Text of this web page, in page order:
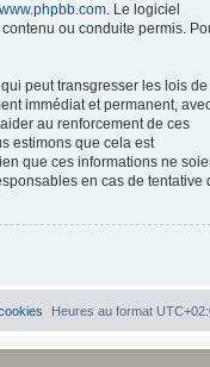
www.phpbb.com. Le logiciel
ou conduite permis.
peut transgresser les lois de
immédiat et permanent,
au renforcement de ces
estimons que cela est
que ces informations ne
en cas de tentative
Heures au format